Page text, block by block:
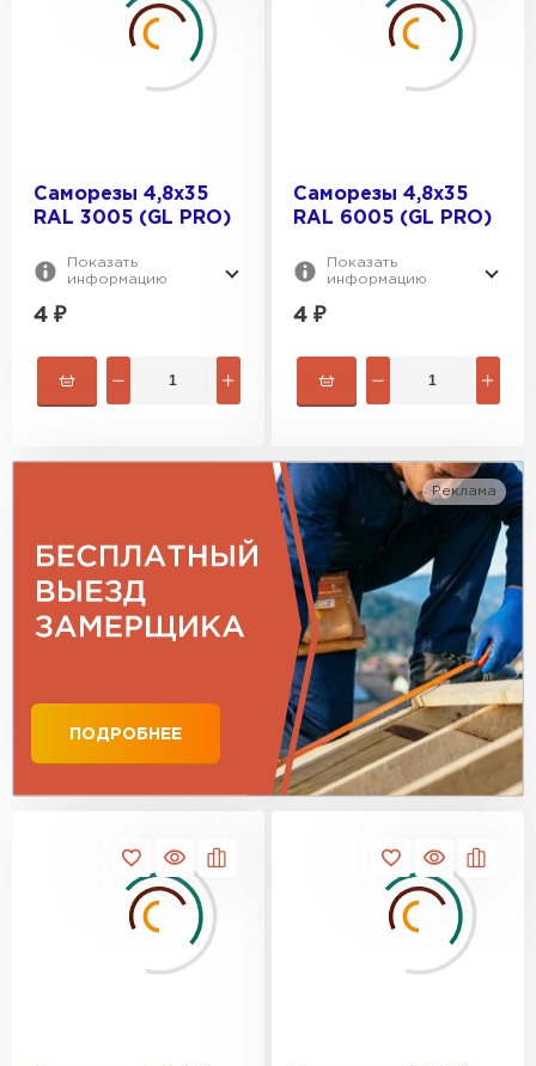
RAL 6005
RAL 9005
Саморезы 4,8х35
RAL 3005 (GL PRO)
Показать
информацию
4 ₽
Саморезы 4,8х35
RAL 6005 (GL PRO)
Показать
информацию
4 ₽
Реклама
ПОДРОБНЕЕ
ПЕРЕЙТИ
Профилированный лист
ПЕРЕЙТИ